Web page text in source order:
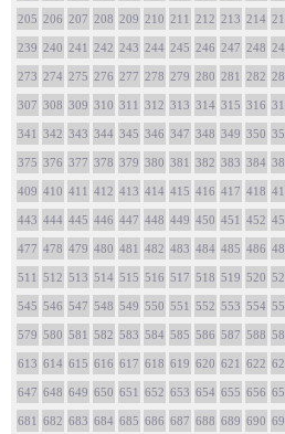
205 206 207 208 209 210 211 212 213 214
239 240 241 242 243 244 245 246 247 248
273 274 275 276 277 278 279 280 281 282
307 308 309 310 311 312 313 314 315 316
341 342 343 344 345 346 347 348 349 350
375 376 377 378 379 380 381 382 383 384
409 410 411 412 413 414 415 416 417 418
443 444 445 446 447 448 449 450 451 452
477 478 479 480 481 482 483 484 485 486
511 512 513 514 515 516 517 518 519 520
545 546 547 548 549 550 551 552 553 554
579 580 581 582 583 584 585 586 587 588
613 614 615 616 617 618 619 620 621 622
647 648 649 650 651 652 653 654 655 656
681 682 683 684 685 686 687 688 689 690